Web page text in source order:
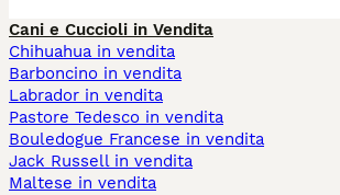
Cani e Cuccioli in Vendita
Chihuahua in vendita
Barboncino in vendita
Labrador in vendita
Pastore Tedesco in vendita
Bouledogue Francese in vendita
Jack Russell in vendita
Maltese in vendita